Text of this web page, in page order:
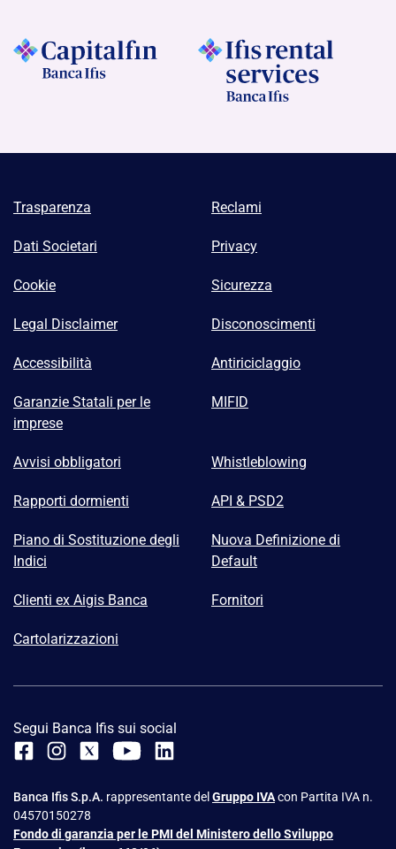
Trasparenza Reclami
Dati Societari Privacy
Cookie Sicurezza
Legal Disclaimer Disconoscimenti
Accessibilità Antiriciclaggio
Garanzie Statali per le
imprese
MIFID
Avvisi obbligatori Whistleblowing
Rapporti dormienti API & PSD2
Piano di Sostituzione degli
Indici
Nuova Definizione di
Default
Clienti ex Aigis Banca Fornitori
Cartolarizzazioni
Segui Banca Ifis sui social
Banca Ifis S.p.A. rappresentante del Gruppo IVAcon Partita IVA n.
04570150278
Fondo di garanzia per le PMI del Ministero dello Sviluppo